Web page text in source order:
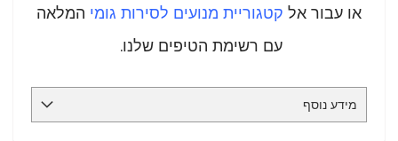
או עבור אל קטגוריית מנועים לסירות גומי המלאה
עם רשימת הטיפים שלנו.
מידע נוסף